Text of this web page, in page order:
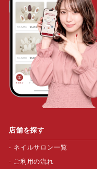
店舗を探す
ネイルサロン一覧
ご利用の流れ